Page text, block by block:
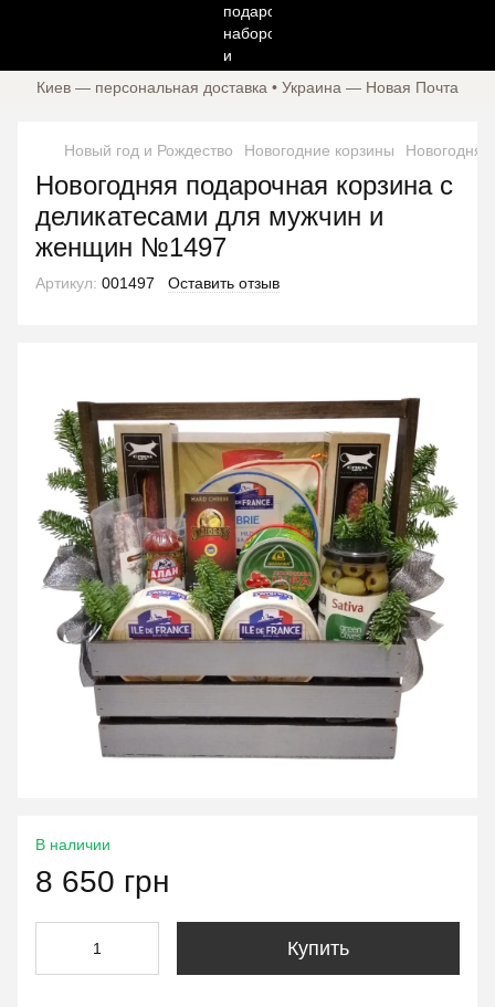
Киев — персональная доставка • Украина — Новая Почта
Новый год и Рождество Новогодние корзины
Новогодняя подарочная корзина с
деликатесами для мужчин и
женщин №1497
Артикул: 001497 Оставить отзыв
В наличии
8 650 грн
Купить